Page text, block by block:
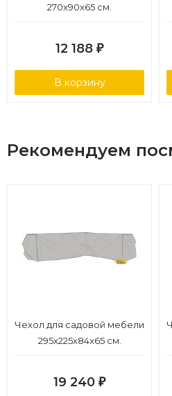
270x90x65 см.
12 188 ₽
В корзину
Рекомендуем
Чехол для садовой мебели
295x225x84x65 см.
19 240 ₽